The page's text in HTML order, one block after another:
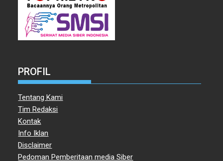
PROFIL
Tentang Kami
Tim Redaksi
Kontak
Info Iklan
Disclaimer
Pedoman Pemberitaan media Siber